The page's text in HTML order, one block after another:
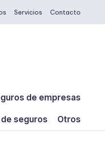
Servicios Contacto
de empresas
seguros Otros